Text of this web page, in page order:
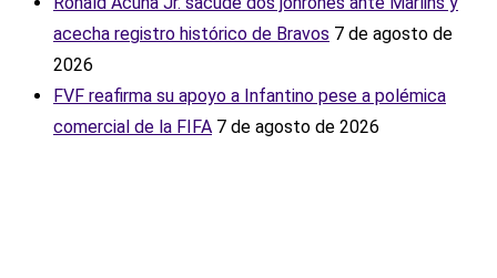
acecha registro histórico de Bravos 7 de agosto de
2026
FVF reafirma su apoyo a Infantino pese a polémica
comercial de la FIFA 7 de agosto de 2026